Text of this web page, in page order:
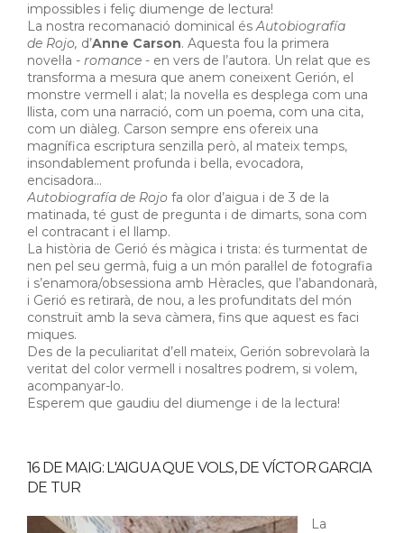
impossibles i feliç diumenge de lectura!
La nostra recomanació dominical ésAutobiografía
de Rojo, d’Anne Carson. Aquesta fou la primera
novel·la - romance - en vers de l’autora. Un relat que es
transforma a mesura que anem coneixent Gerión, el
monstre vermell i alat; la novel·la es desplega com una
llista, com una narració, com un poema, com una cita,
com un diàleg. Carson sempre ens ofereix una
magnífica escriptura senzilla però, al mateix temps,
insondablement profunda i bella, evocadora,
encisadora…
Autobiografía de Rojo fa olor d’aigua i de 3 de la
matinada, té gust de pregunta i de dimarts, sona com
el contracant i el llamp.
La història de Gerió és màgica i trista: és turmentat de
nen pel seu germà, fuig a un món paral·lel de fotografia
i s’enamora/obsessiona amb Hèracles, que l’abandonarà,
i Gerió es retirarà, de nou, a les profunditats del món
construït amb la seva càmera, fins que aquest es faci
miques.
Des de la peculiaritat d’ell mateix, Gerión sobrevolarà la
veritat del color vermell i nosaltres podrem, si volem,
acompanyar-lo.
Esperem que gaudiu del diumenge i de la lectura!
16 DE MAIG: L'AIGUA QUE VOLS, DE VÍCTOR GARCIA
DE TUR
La